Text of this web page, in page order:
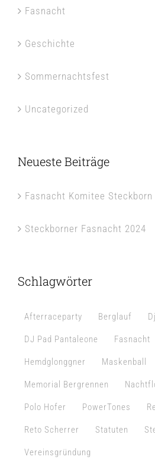
Fasnacht
Geschichte
Sommernachtsfest
Uncategorized
Neueste Beiträge
Fasnacht Komitee Steckborn
Steckborner Fasnacht 2024
Schlagwörter
Afterraceparty Berglauf
DJ Pad Pantaleone Fasnacht
Hemdglonggner Maskenball
Memorial Bergrennen
Polo Hofer PowerTones
Reto Scherrer Statuten
Vereinsgründung